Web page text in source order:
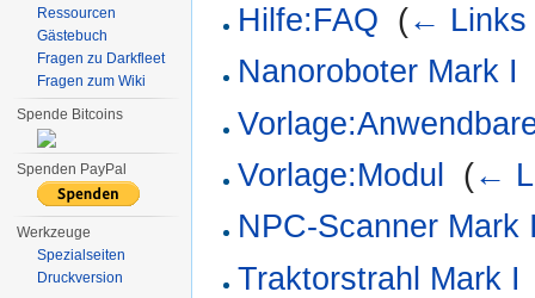
Hilfe:FAQ (← Links
Nanoroboter Mark I
Vorlage:Modul
(←
NPC-Scanner Mark
Traktorstrahl Mark I
Ressourcen
Gästebuch
Fragen zu Darkfleet
Fragen zum Wiki
Spende Bitcoins
Spenden PayPal
Werkzeuge
Spezialseiten
Druckversion